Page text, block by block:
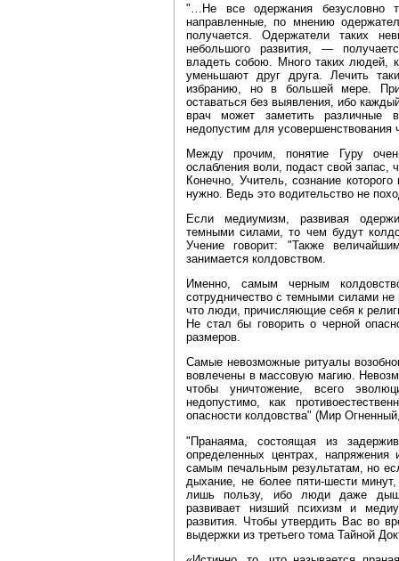
"…Не все одержания безусловно
направленные, по мнению
получается. Одержатели таких
небольшого развития, —
владеть собою. Много таких людей,
уменьшают друг друга. Лечить
избранию, но в большей мере. При
оставаться без выявления, ибо
врач может заметить различные
недопустим для усовершенствования
Между прочим, понятие Гуру
ослабления воли, подаст свой запас,
Конечно, Учитель, сознание
нужно. Ведь это водительство не
Если медиумизм, развивая
темными силами, то чем будут
Учение говорит: "Также
занимается колдовством.
Именно, самым черным
сотрудничество с темными силами
что люди, причисляющие себя к
Не стал бы говорить о черной
размеров.
Самые невозможные ритуалы
вовлечены в массовую магию.
чтобы уничтожение, всего
недопустимо, как
опасности колдовства" (Мир
"Пранаяма, состоящая из
определенных центрах,
самым печальным результатам, но
дыхание, не более пяти‑шести
лишь пользу, ибо люди даже
развивает низший психизм и
развития. Чтобы утвердить Вас во
выдержки из третьего тома Тайной